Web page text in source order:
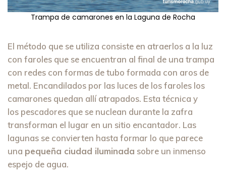
Trampa de camarones en la Laguna de Rocha
El método que se utiliza consiste en atraerlos a la luz
con faroles que se encuentran al final de una trampa
con redes con formas de tubo formada con aros de
metal. Encandilados por las luces de los faroles los
camarones quedan allí atrapados. Esta técnica y
los pescadores que se nuclean durante la zafra
transforman el lugar en un sitio encantador. Las
lagunas se convierten hasta formar lo que parece
una pequeña ciudad iluminada sobre un inmenso
espejo de agua.